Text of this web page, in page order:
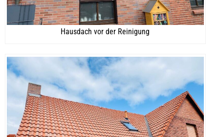
Hausdach vor der Reinigung